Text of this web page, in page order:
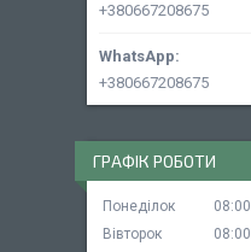
+380667208675
+380667208675
ГРАФІК РОБОТИ
Понеділок 08:00
Вівторок
08:00